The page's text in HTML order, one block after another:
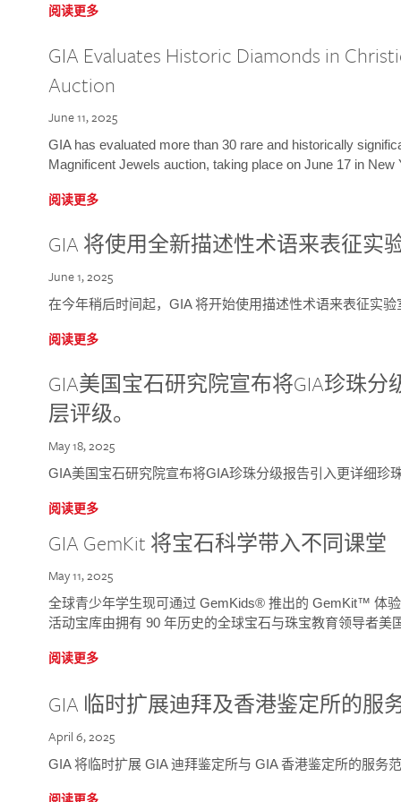
阅读更多
GIA Evaluates Historic Diamonds in
Auction
June 11, 2025
GIA has evaluated more than 30 rare and historically
Magnificent Jewels auction, taking place on June 17 in New
阅读更多
GIA 将使用全新描述性术语来表征实
June 1, 2025
在今年稍后时间起，GIA 将开始使用描述性术语来表征实
阅读更多
GIA美国宝石研究院宣布将GIA珍珠
层评级。
May 18, 2025
GIA美国宝石研究院宣布将GIA珍珠分级报告引入更详细珍
阅读更多
GIA GemKit 将宝石科学带入不同课堂
May 11, 2025
全球青少年学生现可通过 GemKids® 推出的 GemKit™ 体
活动宝库由拥有 90 年历史的全球宝石与珠宝教育领导者美
阅读更多
GIA 临时扩展迪拜及香港鉴定所的服
April 6, 2025
GIA 将临时扩展 GIA 迪拜鉴定所与 GIA 香港鉴定所的服务